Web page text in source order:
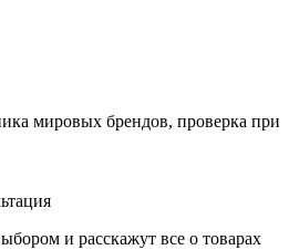
мировых брендов, проверка при
и расскажут все о товарах